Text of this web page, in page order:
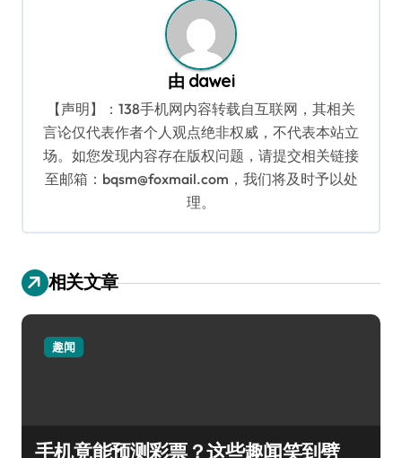
由 dawei
【声明】：138手机网内容转载自互联网，其相关
言论仅代表作者个人观点绝非权威，不代表本站立
场。如您发现内容存在版权问题，请提交相关链接
至邮箱：bqsm@foxmail.com，我们将及时予以处
理。
相关文章
趣闻
手机竟能预测彩票？这些趣闻笑到劈